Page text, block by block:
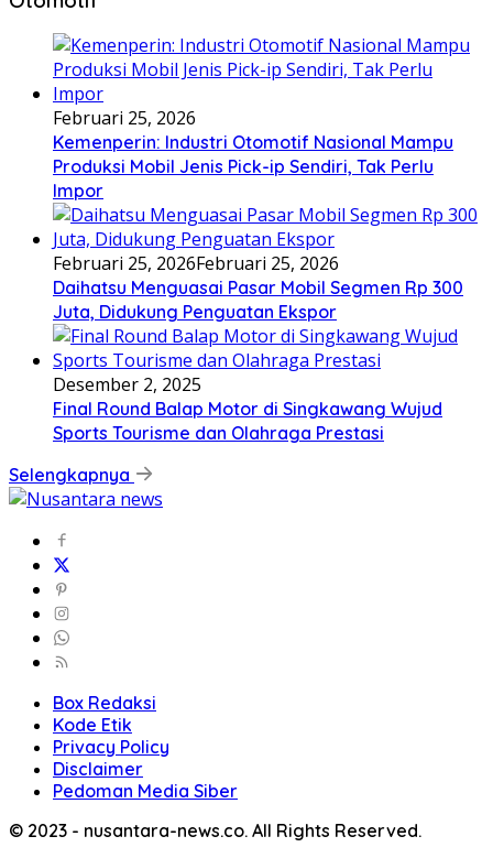
Februari 25, 2026
Kemenperin: Industri Otomotif Nasional Mampu
Produksi Mobil Jenis Pick-ip Sendiri, Tak Perlu
Impor
Februari 25, 2026Februari 25, 2026
Daihatsu Menguasai Pasar Mobil Segmen Rp 300
Juta, Didukung Penguatan Ekspor
Desember 2, 2025
Final Round Balap Motor di Singkawang Wujud
Sports Tourisme dan Olahraga Prestasi
Selengkapnya
Box Redaksi
Kode Etik
Privacy Policy
Disclaimer
Pedoman Media Siber
© 2023 - nusantara-news.co. All Rights Reserved.